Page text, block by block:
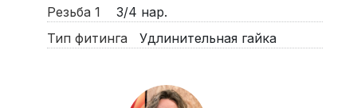
Резьба 1
3/4 нар.
Тип фитинга
Удлинительная гайка